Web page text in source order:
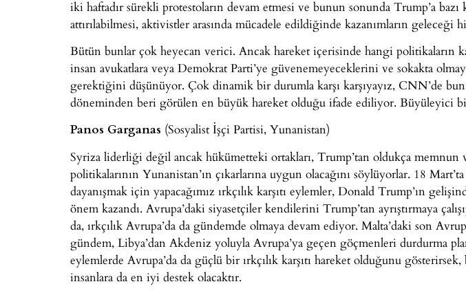
iki haftadır sürekli protestoların devam etmesi ve bunun sonunda Trump’a bazı
attırılabilmesi, aktivistler arasında mücadele edildiğinde kazanımların geleceği
Bütün bunlar çok heyecan verici. Ancak hareket içerisinde hangi politikaların
insan avukatlara veya Demokrat Parti’ye güvenemeyeceklerini ve sokakta
gerektiğini düşünüyor. Çok dinamik bir durumla karşı karşıyayız, CNN’de
döneminden beri görülen en büyük hareket olduğu ifade ediliyor. Büyüleyici
Panos Garganas (Sosyalist İşçi Partisi, Yunanistan)
Syriza liderliği değil ancak hükümetteki ortakları, Trump’tan oldukça
politikalarının Yunanistan’ın çıkarlarına uygun olacağını söylüyorlar. 18
dayanışmak için yapacağımız ırkçılık karşıtı eylemler, Donald Trump’ın
önem kazandı. Avrupa’daki siyasetçiler kendilerini Trump’tan ayrıştırmaya
da, ırkçılık Avrupa’da da gündemde olmaya devam ediyor. Malta’daki son
gündem, Libya’dan Akdeniz yoluyla Avrupa’ya geçen göçmenleri durdurma
eylemlerde Avrupa’da da güçlü bir ırkçılık karşıtı hareket olduğunu
insanlara da en iyi destek olacaktır.